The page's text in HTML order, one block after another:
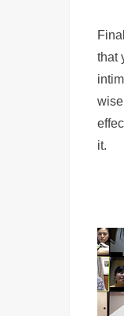
that
it.